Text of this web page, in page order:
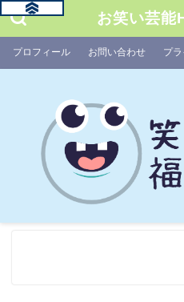
お笑い芸能
プロフィール お問い合わせ プ